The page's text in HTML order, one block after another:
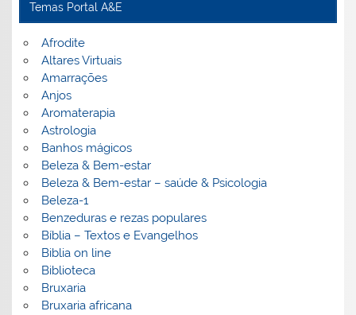
Temas Portal A&E
Afrodite
Altares Virtuais
Amarrações
Anjos
Aromaterapia
Astrologia
Banhos mágicos
Beleza & Bem-estar
Beleza & Bem-estar – saúde & Psicologia
Beleza-1
Benzeduras e rezas populares
Bíblia – Textos e Evangelhos
Biblia on line
Biblioteca
Bruxaria
Bruxaria africana